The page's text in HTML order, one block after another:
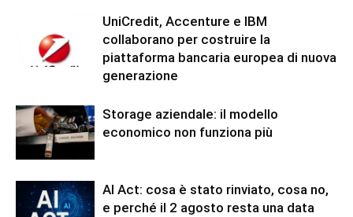
UniCredit, Accenture e IBM
collaborano per costruire la
piattaforma bancaria europea di nuova
generazione
Storage aziendale: il modello
economico non funziona più
AI Act: cosa è stato rinviato, cosa no,
e perché il 2 agosto resta una data